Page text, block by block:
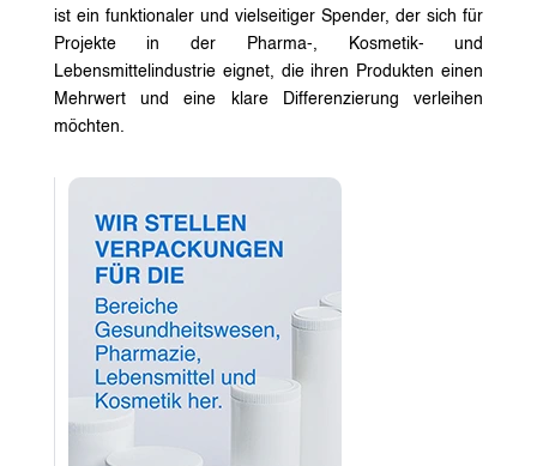
ist ein funktionaler und vielseitiger Spender, der sich für
Projekte in der Pharma-, Kosmetik- und
Lebensmittelindustrie eignet, die ihren Produkten einen
Mehrwert und eine klare Differenzierung verleihen
möchten.